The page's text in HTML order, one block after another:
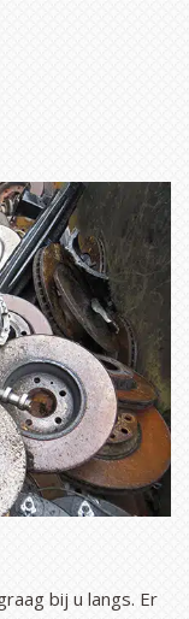
bij u langs. Er